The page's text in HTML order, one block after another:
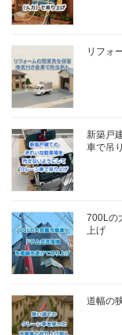
リフォ
新築戸
車で吊
700Lの
上げ
道幅の